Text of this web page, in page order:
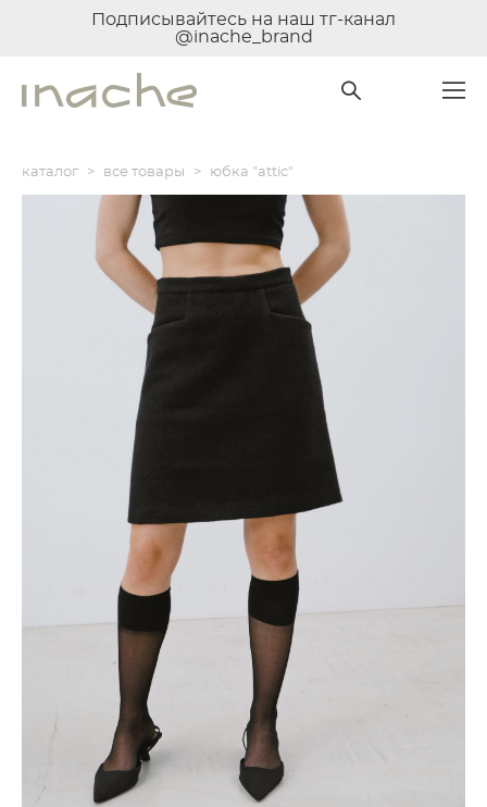
Подписывайтесь на наш тг-канал
@inache_brand
каталог > все товары > юбка "attic"